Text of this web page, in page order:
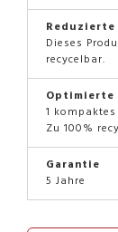
Dieses
recycelbar.
Optimierte
1
Zu 100%
Garantie
5 Jahre